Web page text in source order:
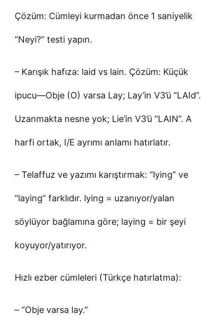
Çözüm: Cümleyi kurmadan önce 1 saniyelik
“Neyi?” testi yapın.
– Karışık hafıza: laid vs lain. Çözüm: Küçük
ipucu—Obje (O) varsa Lay; Lay’in V3’ü “LAId”.
Uzanmakta nesne yok; Lie’in V3’ü “LAIN”. A
harfi ortak, I/E ayrımı anlamı hatırlatır.
– Telaffuz ve yazımı karıştırmak: “lying” ve
“laying” farklıdır. lying = uzanıyor/yalan
söylüyor bağlamına göre; laying = bir şeyi
koyuyor/yatırıyor.
Hızlı ezber cümleleri (Türkçe hatırlatma):
– “Obje varsa lay.”